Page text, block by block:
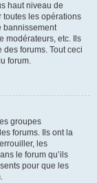
haut niveau de
toutes les opérations
bannissement
modérateurs, etc. Ils
forums. Tout ceci
forum.
groupes
forums. Ils ont la
les
le forum qu’ils
pour que les